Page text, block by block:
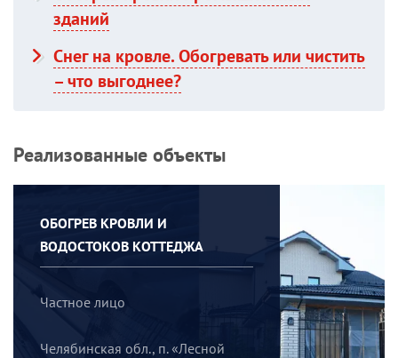
зданий
Снег на кровле. Обогревать или чистить
– что выгоднее?
Реализованные объекты
ОБОГРЕВ КРОВЛИ И
ВОДОСТОКОВ КОТТЕДЖА
Частное лицо
Челябинская обл., п. «Лесной